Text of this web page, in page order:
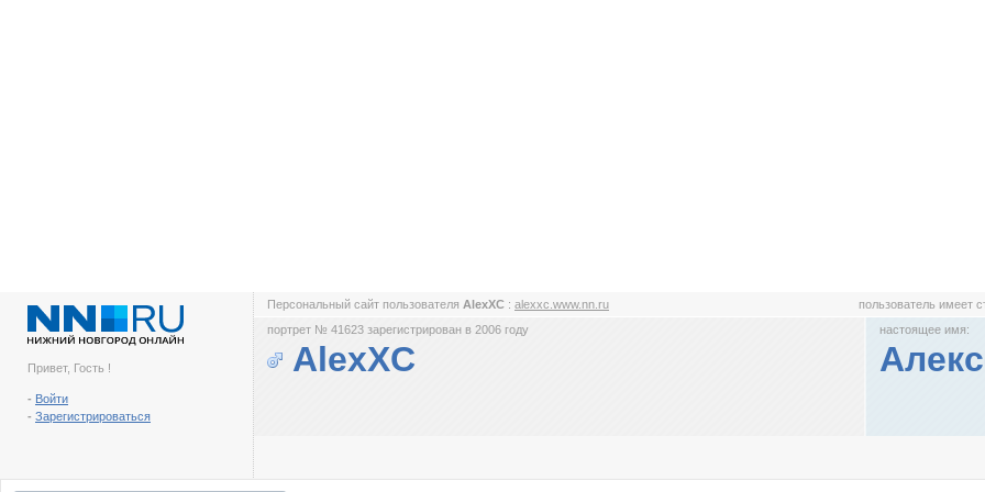
Привет, Гость !
- Войти
- Зарегистрироваться
Персональный сайт пользователя AlexXC : alexxc.www.nn.ru пользователь имеет
портрет № 41623 зарегистрирован в 2006 году
AlexXC
настоящее имя: